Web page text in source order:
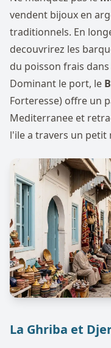
vendent bijoux en
traditionnels. En
decouvrirez les
du poisson frais
Dominant le port, le
Forteresse) offre un
Mediterranee et
l'ile a travers un petit
La Ghriba et